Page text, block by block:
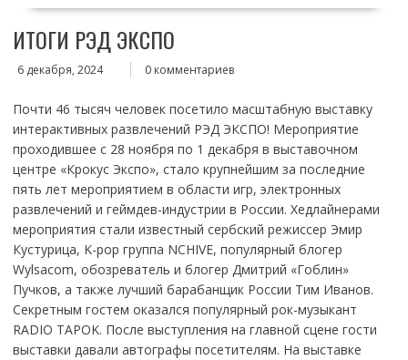
ИТОГИ РЭД ЭКСПО
6 декабря, 2024 0 комментариев
Почти 46 тысяч человек посетило масштабную выставку
интерактивных развлечений РЭД ЭКСПО! Мероприятие
проходившее с 28 ноября по 1 декабря в выставочном
центре «Крокус Экспо», стало крупнейшим за последние
пять лет мероприятием в области игр, электронных
развлечений и геймдев-индустрии в России. Хедлайнерами
мероприятия стали известный сербский режиссер Эмир
Кустурица, K-pop группа NCHIVE, популярный блогер
Wylsacom, обозреватель и блогер Дмитрий «Гоблин»
Пучков, а также лучший барабанщик России Тим Иванов.
Секретным гостем оказался популярный рок-музыкант
RADIO TAPOK. После выступления на главной сцене гости
выставки давали автографы посетителям. На выставке